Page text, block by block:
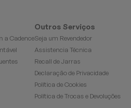
a Cadence
Outros Serviços
Seja um Revendedor
Assistencia Técnica
Recall de Jarras
Declaração de Privacidade
Política de Cookies
Política de Trocas e Devoluções